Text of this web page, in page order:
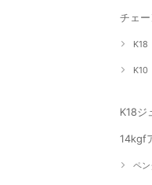
チェー
K18
K10
K18ジ
14kgf
ペン